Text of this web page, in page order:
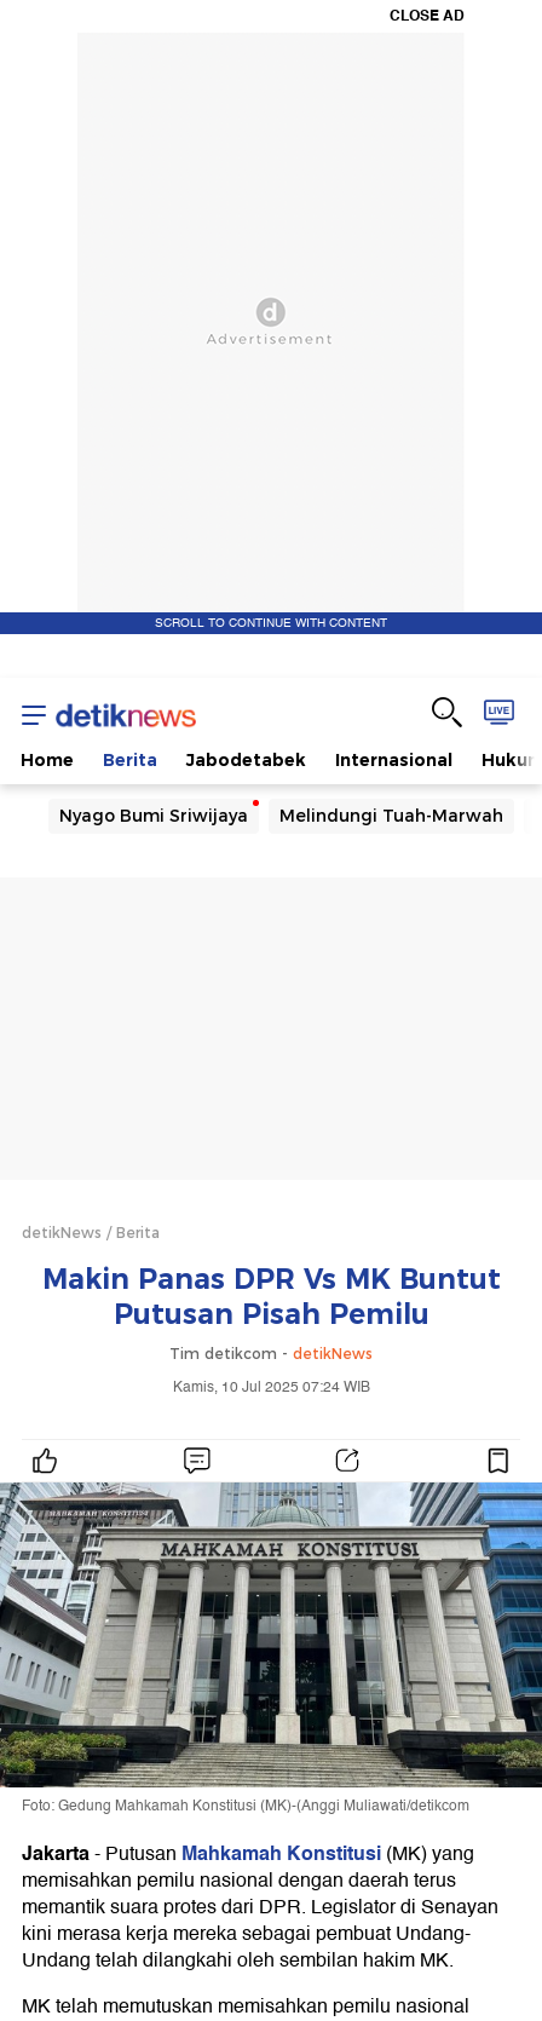
CLOSE AD
SCROLL TO CONTINUE WITH CONTENT
Home Berita Jabodetabek Internasional
Nyago Bumi Sriwijaya Melindungi Tuah-Marwah
detikNews Berita
Makin Panas DPR Vs MK Buntut
Putusan Pisah Pemilu
Tim detikcom - detikNews
Kamis, 10 Jul 2025 07:24 WIB
Foto: Gedung Mahkamah Konstitusi (MK)-(Anggi Muliawati/detikcom
Jakarta-Putusan Mahkamah Konstitusi(MK) yang
memisahkan pemilu nasional dengan daerah terus
memantik suara protes dari DPR. Legislator di Senayan
kini merasa kerja mereka sebagai pembuat Undang-
Undang telah dilangkahi oleh sembilan hakim MK.
MK telah memutuskan memisahkan pemilu nasional